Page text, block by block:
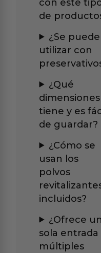
con este
de
¿Se puede
utilizar con
¿Qué
dimensiones
tiene y es
de guardar?
¿Cómo se
usan los
polvos
incluidos?
¿Ofrece
sola entrada
múltiples